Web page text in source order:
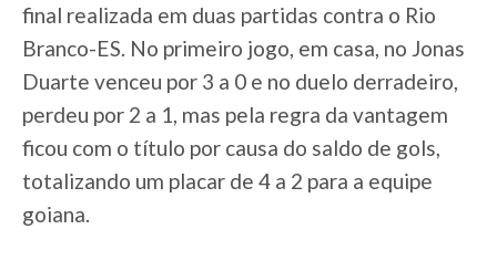
final realizada em duas partidas contra o Rio
Branco-ES. No primeiro jogo, em casa, no Jonas
Duarte venceu por 3 a 0 e no duelo derradeiro,
perdeu por 2 a 1, mas pela regra da vantagem
ficou com o título por causa do saldo de gols,
totalizando um placar de 4 a 2 para a equipe
goiana.